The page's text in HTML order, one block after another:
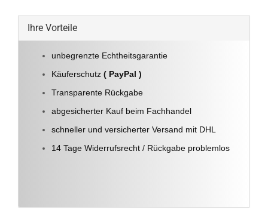
Ihre Vorteile
unbegrenzte Echtheitsgarantie
Käuferschutz ( PayPal )
Transparente Rückgabe
abgesicherter Kauf beim Fachhandel
schneller und versicherter Versand mit DHL
14 Tage Widerrufsrecht / Rückgabe problemlos